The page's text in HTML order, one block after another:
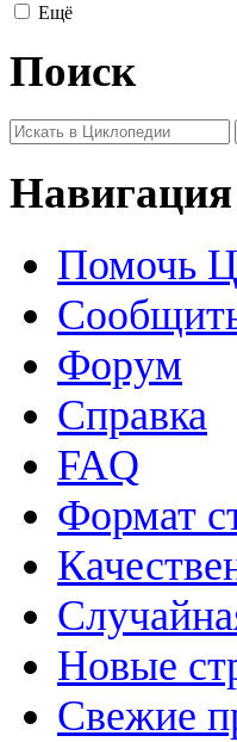
Ещё
Поиск
Навигация
Помочь
Форум
Справка
FAQ
Формат
Новые
Свежие